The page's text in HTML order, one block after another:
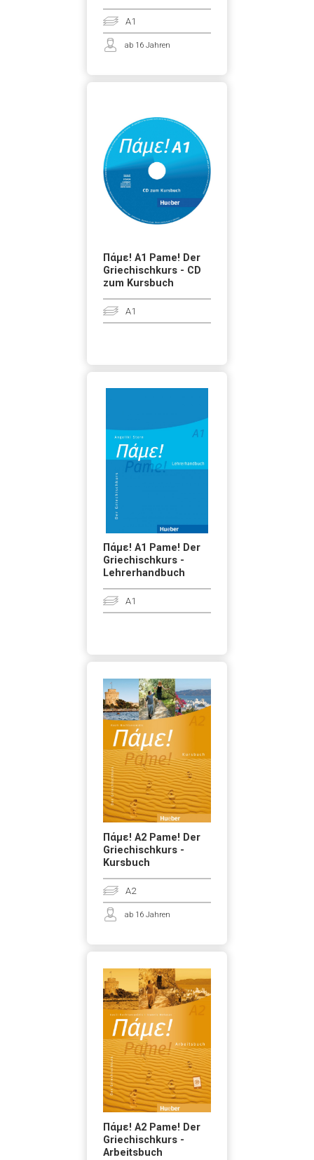
A1
ab 16 Jahren
Πάμε! A1 Pame! Der
Griechischkurs - CD
zum Kursbuch
A1
Πάμε! A1 Pame! Der
Griechischkurs -
Lehrerhandbuch
A1
Πάμε! A2 Pame! Der
Griechischkurs -
Kursbuch
A2
ab 16 Jahren
Πάμε! A2 Pame! Der
Griechischkurs -
Arbeitsbuch